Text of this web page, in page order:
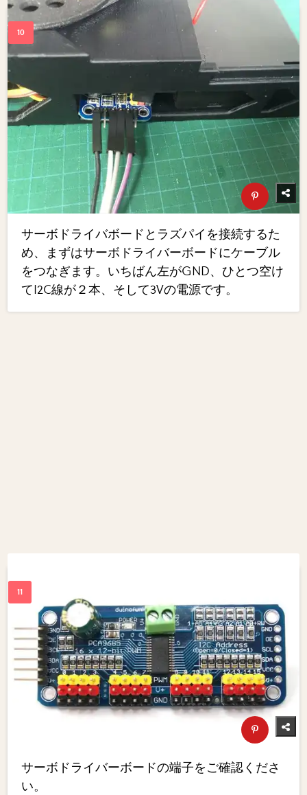
サーボドライバボードとラズパイを接続するた
め、まずはサーボドライバーボードにケーブル
をつなぎます。いちばん左がGND、ひとつ空け
てI2C線が２本、そして3Vの電源です。
サーボドライバーボードの端子をご確認くださ
い。